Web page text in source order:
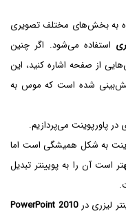
به بخش‌های مختلف تصویری
استفاده می‌شود. اگر چنین
از صفحه اشاره کنید، این
شده است که موس به
پاورپوینت می‌پردازیم.
به شکل همیشگی است اما
است آن را به پویینتر تبدیل
لیزری درPowerPoint 2010